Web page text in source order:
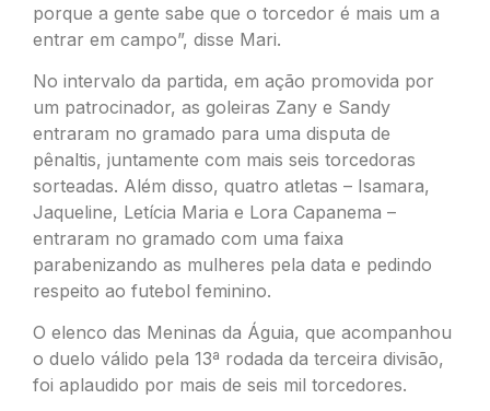
porque a gente sabe que o torcedor é mais um a
entrar em campo”, disse Mari.
No intervalo da partida, em ação promovida por
um patrocinador, as goleiras Zany e Sandy
entraram no gramado para uma disputa de
pênaltis, juntamente com mais seis torcedoras
sorteadas. Além disso, quatro atletas – Isamara,
Jaqueline, Letícia Maria e Lora Capanema –
entraram no gramado com uma faixa
parabenizando as mulheres pela data e pedindo
respeito ao futebol feminino.
O elenco das Meninas da Águia, que acompanhou
o duelo válido pela 13ª rodada da terceira divisão,
foi aplaudido por mais de seis mil torcedores.